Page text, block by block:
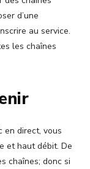
d’une
au service.
les chaînes
en direct, vous
et haut débit. De
chaînes; donc si